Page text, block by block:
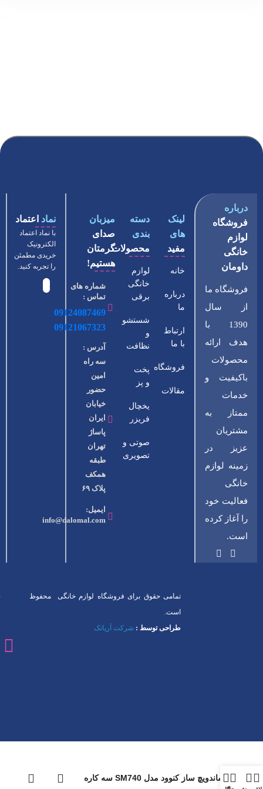
درباره
فروشگاه
لوازم
خانگی
داومان
فروشگاه ما
از سال
1390 با
هدف ارائه
محصولات
باکیفیت و
خدمات
ممتاز به
مشتریان
عزیز در
زمینه لوازم
خانگی
فعالیت خود
را آغاز کرده
است.
لینک
های
مفید
خانه
درباره
ما
ارتباط
با ما
فروشگاه
مقالات
دسته
بندی
محصولات
لوازم
خانگی
برقی
شستشو
و
نظافت
پخت
و پز
یخچال
فریزر
صوتی و
تصویری
میزبان
صدای
گرمتان
هستیم!
شماره های
تماس :
09124087469
09121067323
آدرس :
سه راه
امین
حضور
خیابان
ایران
پاساژ
تهران
طبقه
همکف
پلاک ۶۹
ایمیل:
info@dalomal.com
نماد اعتماد
با نماد اعتماد
الکترونیک
خریدی مطمئن
را تجربه کنید.
تمامی حقوق برای فروشگاه لوازم خانگی محفوظ
است.
طراحی توسط : شرکت آریاتک
ساندویچ‌ ساز کنوود مدل SM740 سه کاره